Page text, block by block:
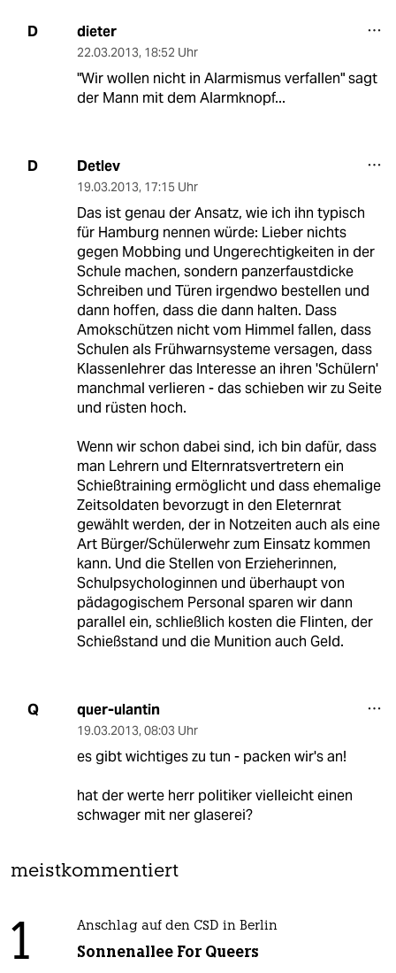
D dieter
22.03.2013, 18:52 Uhr
"Wir wollen nicht in Alarmismus verfallen" sagt
der Mann mit dem Alarmknopf...
D Detlev
19.03.2013, 17:15 Uhr
Das ist genau der Ansatz, wie ich ihn typisch
für Hamburg nennen würde: Lieber nichts
gegen Mobbing und Ungerechtigkeiten in der
Schule machen, sondern panzerfaustdicke
Schreiben und Türen irgendwo bestellen und
dann hoffen, dass die dann halten. Dass
Amokschützen nicht vom Himmel fallen, dass
Schulen als Frühwarnsysteme versagen, dass
Klassenlehrer das Interesse an ihren 'Schülern'
manchmal verlieren - das schieben wir zu Seite
und rüsten hoch.
Wenn wir schon dabei sind, ich bin dafür, dass
man Lehrern und Elternratsvertretern ein
Schießtraining ermöglicht und dass ehemalige
Zeitsoldaten bevorzugt in den Eleternrat
gewählt werden, der in Notzeiten auch als eine
Art Bürger/Schülerwehr zum Einsatz kommen
kann. Und die Stellen von Erzieherinnen,
Schulpsychologinnen und überhaupt von
pädagogischem Personal sparen wir dann
parallel ein, schließlich kosten die Flinten, der
Schießstand und die Munition auch Geld.
Q quer-ulantin
19.03.2013, 08:03 Uhr
es gibt wichtiges zu tun - packen wir's an!
hat der werte herr politiker vielleicht einen
schwager mit ner glaserei?
meistkommentiert
1 Anschlag auf den CSD in Berlin
Sonnenallee For Queers